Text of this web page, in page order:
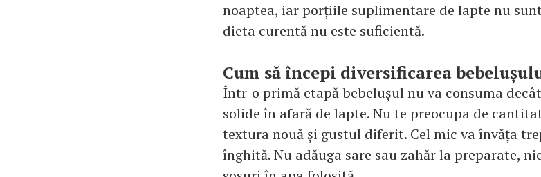
noaptea, iar porțiile suplimentare de lapte nu
dieta curentă nu este suficientă.
Cum să începi diversificarea
Într-o primă etapă bebelușul nu va consuma
solide în afară de lapte. Nu te preocupa de
textura nouă și gustul diferit. Cel mic va învăța
înghită. Nu adăuga sare sau zahăr la preparate,